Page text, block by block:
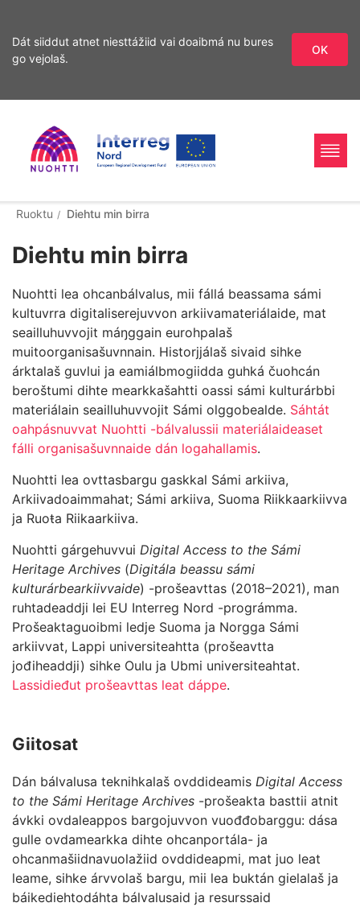
Dát siiddut atnet niesttážiid vai doaibmá nu bures
go vejolaš.
OK
sisdollui
Home
Page
Interreg
Nord
Ohcan
Ruoktu Diehtu min birra
Diehtu min birra
Nuohtti lea ohcanbálvalus, mii fállá beassama sámi
kultuvrra digitaliserejuvvon arkiivamateriálaide, mat
seailluhuvvojit máŋggain eurohpalaš
muitoorganisašuvnnain. Historjjálaš sivaid sihke
árktalaš guvlui ja eamiálbmogiidda guhká čuohcán
beroštumi dihte mearkkašahtti oassi sámi kulturárbbi
materiálain seailluhuvvojit Sámi olggobealde. Sáhtát
oahpásnuvvat Nuohtti -bálvalussii materiálaideaset
fálli organisašuvnnaide dán logahallamis.
Nuohtti lea ovttasbargu gaskkal Sámi arkiiva,
Arkiivadoaimmahat; Sámi arkiiva, Suoma Riikkaarkiivva
ja Ruoŧa Riikaarkiiva.
Nuohtti gárgehuvvui Digital Access to the Sámi
Heritage Archives (Digitála beassu sámi
kulturárbearkiivvaide) -prošeavttas (2018–2021), man
ruhtadeaddji lei EU Interreg Nord -prográmma.
Prošeaktaguoibmi ledje Suoma ja Norgga Sámi
arkiivvat, Lappi universiteahtta (prošeavtta
jođiheaddji) sihke Oulu ja Ubmi universiteahtat.
Lassidieđut prošeavttas leat dáppe.
Giitosat
Dán bálvalusa teknihkalaš ovddideamis Digital Access
to the Sámi Heritage Archives -prošeakta basttii atnit
ávkki ovdaleappos bargojuvvon vuođđobarggu: dása
gulle ovdamearkka dihte ohcanportála- ja
ohcanmašiidnavuolažiid ovddideapmi, mat juo leat
leame, sihke árvvolaš bargu, mii lea buktán gielalaš ja
báikediehtodáhta bálvalusaid ja resurssaid